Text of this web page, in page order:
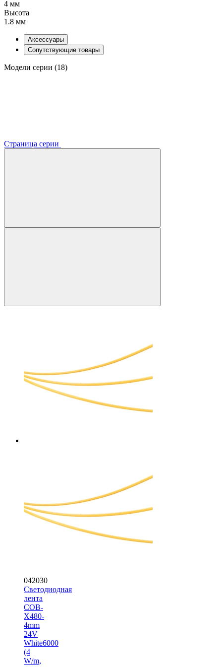
4 мм
Высота
1.8 мм
Аксессуары
Сопутствующие товары
Модели серии (18)
Страница серии
042030
Светодиодная
лента
COB-
X480-
4mm
24V
White6000
(4
W/m,